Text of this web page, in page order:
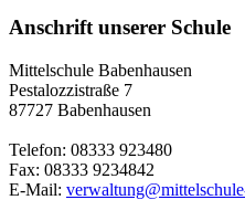
Anschrift unserer Schule
Mittelschule Babenhausen
Pestalozzistraße 7
87727 Babenhausen
Telefon: 08333 923480
Fax: 08333 9234842
E-Mail: